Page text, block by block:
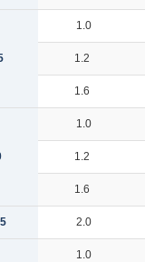
1.0
1.2
1.6
1.0
1.2
1.6
2.0
1.0